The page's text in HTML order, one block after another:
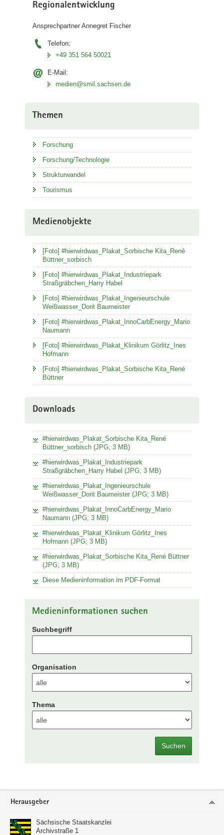
Regionalentwicklung
Ansprechpartner Annegret Fischer
Telefon:
+49 351 564 50021
E-Mail:
medien@smil.sachsen.de
Themen
Forschung
Forschung/Technologie
Strukturwandel
Tourismus
Medienobjekte
[Foto] #hierwirdwas_Plakat_Sorbische Kita_René
Büttner_sorbisch
[Foto] #hierwirdwas_Plakat_Industriepark
Straßgräbchen_Harry Habel
[Foto] #hierwirdwas_Plakat_Ingenieurschule
Weißwasser_Dorit Baumeister
[Foto] #hierwirdwas_Plakat_InnoCarbEnergy_Mario
Naumann
[Foto] #hierwirdwas_Plakat_Klinikum Görlitz_Ines
Hofmann
[Foto] #hierwirdwas_Plakat_Sorbische Kita_René
Büttner
Downloads
#hierwirdwas_Plakat_Sorbische Kita_René
Büttner_sorbisch (JPG; 3 MB)
#hierwirdwas_Plakat_Industriepark
Straßgräbchen_Harry Habel (JPG; 3 MB)
#hierwirdwas_Plakat_Ingenieurschule
Weißwasser_Dorit Baumeister (JPG; 3 MB)
#hierwirdwas_Plakat_InnoCarbEnergy_Mario
Naumann (JPG; 3 MB)
#hierwirdwas_Plakat_Klinikum Görlitz_Ines
Hofmann (JPG; 3 MB)
#hierwirdwas_Plakat_Sorbische Kita_René Büttner
(JPG; 3 MB)
Diese Medieninformation im PDF-Format
Medieninformationen suchen
Suchbegriff
Organisation
Thema
Suchen
Footer-
Herausgeber
Sächsische Staatskanzlei
Archivstraße 1